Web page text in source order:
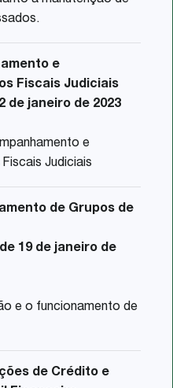
e
Fiscais Judiciais
de janeiro de 2023
e
Judiciais
de Grupos de
19 de janeiro de
e o funcionamento de
de Crédito e